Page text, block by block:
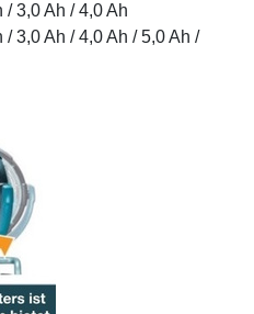
/ 3,0 Ah / 4,0 Ah
/ 3,0 Ah / 4,0 Ah / 5,0 Ah /